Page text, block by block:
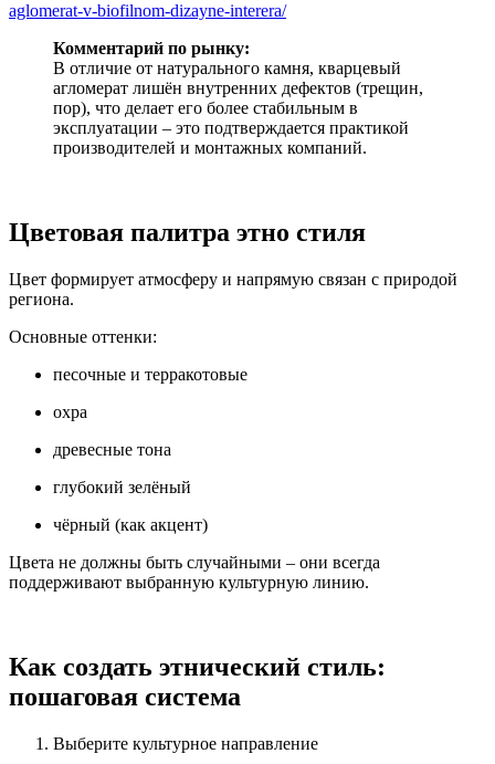
aglomerat-v-biofilnom-dizayne-interera/
Комментарий по рынку:
В отличие от натурального камня, кварцевый
агломерат лишён внутренних дефектов (трещин,
пор), что делает его более стабильным в
эксплуатации – это подтверждается практикой
производителей и монтажных компаний.
Цветовая палитра этно стиля
Цвет формирует атмосферу и напрямую связан с природой
региона.
Основные оттенки:
песочные и терракотовые
охра
древесные тона
глубокий зелёный
чёрный (как акцент)
Цвета не должны быть случайными – они всегда
поддерживают выбранную культурную линию.
Как создать этнический стиль:
пошаговая система
Выберите культурное направление